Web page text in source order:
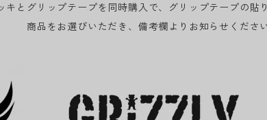
キとグリップテープを同時購入で、グリップテープの貼
商品をお選びいただき、備考欄よりお知らせください